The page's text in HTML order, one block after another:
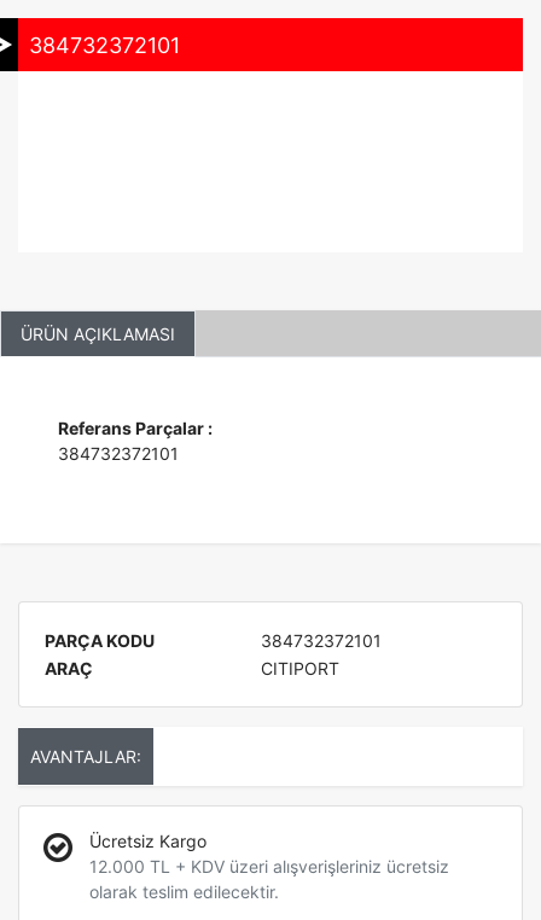
384732372101
ÜRÜN AÇIKLAMASI
Referans Parçalar :
384732372101
PARÇA KODU
384732372101
ARAÇ
CITIPORT
AVANTAJLAR:
Ücretsiz Kargo
12.000 TL + KDV üzeri alışverişleriniz ücretsiz
olarak teslim edilecektir.